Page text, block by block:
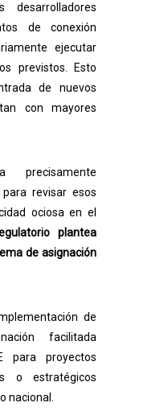
de conexión
ejecutar
previstos. Esto
de nuevos
con mayores
precisamente
revisar esos
ociosa en el
plantea
de asignación
de
facilitada
para proyectos
o estratégicos
nacional.